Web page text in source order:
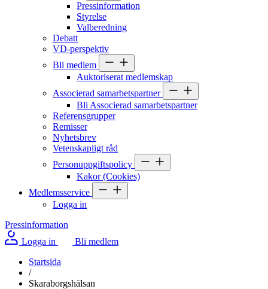
Pressinformation
Styrelse
Valberedning
Debatt
VD-perspektiv
Bli medlem
Auktoriserat medlemskap
Associerad samarbetspartner
Bli Associerad samarbetspartner
Referensgrupper
Remisser
Nyhetsbrev
Vetenskapligt råd
Personuppgiftspolicy
Kakor (Cookies)
Medlemsservice
Logga in
Pressinformation
Logga in
Bli medlem
Startsida
/
Skaraborgshälsan